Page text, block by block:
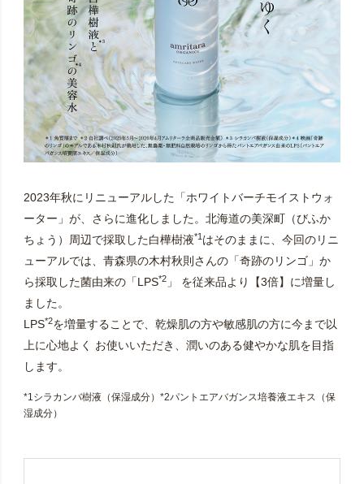
2023年秋にリニューアルした「ホワイトバーチモイストウォ
ーター」が、さらに進化しました。北海道の美深町（びふか
ちょう）周辺で採取した白樺樹液*1はそのままに、今回のリニ
ューアルでは、青森県の木村秋則さんの「奇跡のリンゴ」か
ら採取した菌由来の「LPS*2」 を従来品より【3倍】に増量し
ました。
LPS*2を増量することで、乾燥肌の方や敏感肌の方に今まで以
上に心地よく お使いいただき、潤いのある健やかな肌を目指
します。
*1シラカンバ樹液（保湿成分）*2パントエアバガンス培養液エキス（保
湿成分）